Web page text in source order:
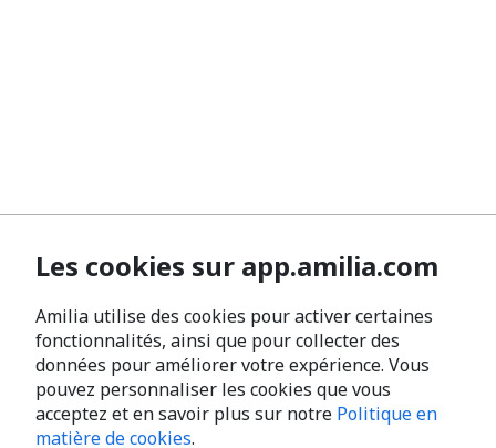
Les cookies sur app.amilia.com
Amilia utilise des cookies pour activer certaines
fonctionnalités, ainsi que pour collecter des
données pour améliorer votre expérience. Vous
pouvez personnaliser les cookies que vous
acceptez et en savoir plus sur notre Politique en
matière de cookies.